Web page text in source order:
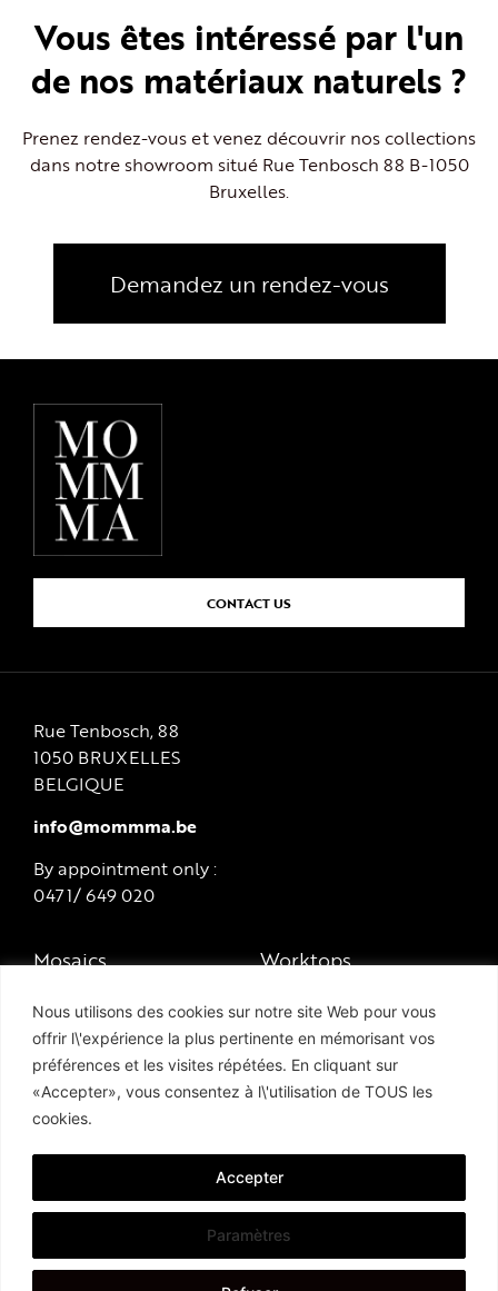
Nous utilisons des cookies sur notre site Web pour vous
offrir l\'expérience la plus pertinente en mémorisant vos
préférences et les visites répétées. En cliquant sur
«Accepter», vous consentez à l\'utilisation de TOUS les
cookies.
Paramètres
Accepter
Vous êtes intéressé par l'un
de nos matériaux naturels ?
Prenez rendez-vous et venez découvrir nos collections
dans notre showroom situé Rue Tenbosch 88 B-1050
Bruxelles.
Demandez un rendez-vous
CONTACT US
Rue Tenbosch, 88
1050 BRUXELLES
BELGIQUE
info@mommma.be
By appointment only :
0471/ 649 020
Mosaics
Marbles and natural
stones
Tiles and porcelain
stoneware
Enamelled lava stone
Worktops
Swimming pools and
terraces
Hammam
Cookie Policy
© 2020 Moma